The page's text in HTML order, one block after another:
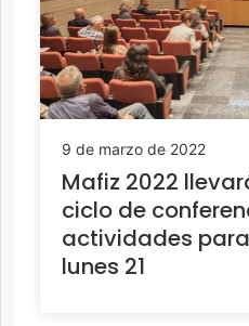
9 de marzo de 2022
Mafiz 2022
ciclo de
actividades
lunes 21